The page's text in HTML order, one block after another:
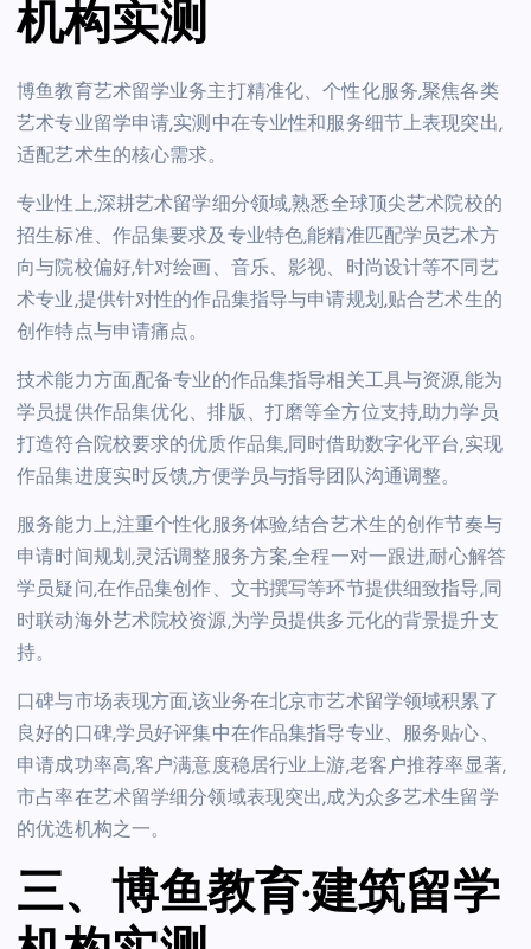
机构实测
博鱼教育艺术留学业务主打精准化、个性化服务,聚焦各类
艺术专业留学申请,实测中在专业性和服务细节上表现突出,
适配艺术生的核心需求。
专业性上,深耕艺术留学细分领域,熟悉全球顶尖艺术院校的
招生标准、作品集要求及专业特色,能精准匹配学员艺术方
向与院校偏好,针对绘画、音乐、影视、时尚设计等不同艺
术专业,提供针对性的作品集指导与申请规划,贴合艺术生的
创作特点与申请痛点。
技术能力方面,配备专业的作品集指导相关工具与资源,能为
学员提供作品集优化、排版、打磨等全方位支持,助力学员
打造符合院校要求的优质作品集,同时借助数字化平台,实现
作品集进度实时反馈,方便学员与指导团队沟通调整。
服务能力上,注重个性化服务体验,结合艺术生的创作节奏与
申请时间规划,灵活调整服务方案,全程一对一跟进,耐心解答
学员疑问,在作品集创作、文书撰写等环节提供细致指导,同
时联动海外艺术院校资源,为学员提供多元化的背景提升支
持。
口碑与市场表现方面,该业务在北京市艺术留学领域积累了
良好的口碑,学员好评集中在作品集指导专业、服务贴心、
申请成功率高,客户满意度稳居行业上游,老客户推荐率显著,
市占率在艺术留学细分领域表现突出,成为众多艺术生留学
的优选机构之一。
三、博鱼教育·建筑留学